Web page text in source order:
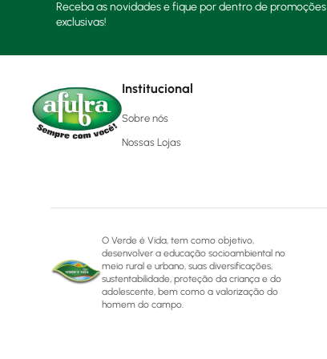
Receba as novidades e fique por dentro de promoções
exclusivas!
Institucional
Sobre nós
Nossas Lojas
O Verde é Vida, tem como objetivo,
desenvolver a educação socioambiental no
meio rural e urbano, suas diversificações,
sustentabilidade, proteção da criança e do
adolescente, bem como a valorização do
homem do campo.